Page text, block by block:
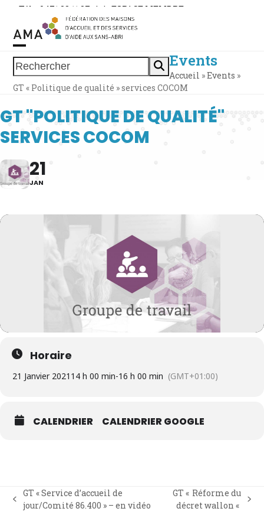
Skip
content
Tél. : 0471 38 11 37 | | ESPACE MEMBRE
Rechercher
Open
mobile
Close
mobile
Events
Accueil »Events »
GT « Politique de qualité » services COCOM
GT "POLITIQUE DE QUALITÉ"
SERVICES COCOM
21
JAN
Horaire
21 Janvier 2021 14 h 00 min-16 h 00 min (GMT+01:00)
CALENDRIER CALENDRIER GOOGLE
previous
GT « Service d’accueil de
jour/Comité 86.400 » – en vidéo
next
GT « Réforme du
décret wallon «